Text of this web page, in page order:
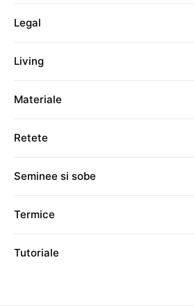
Legal
Living
Materiale
Retete
Seminee si sobe
Termice
Tutoriale